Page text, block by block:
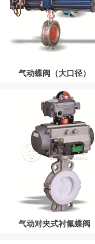
气动蝶阀（大口径）
气动对夹式衬氟蝶阀